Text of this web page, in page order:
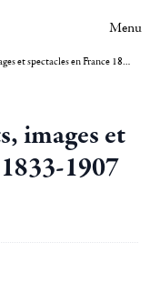
Menu
Enfin le cinéma ! Arts, images et spectacles en France 1833-1907
images et
1907